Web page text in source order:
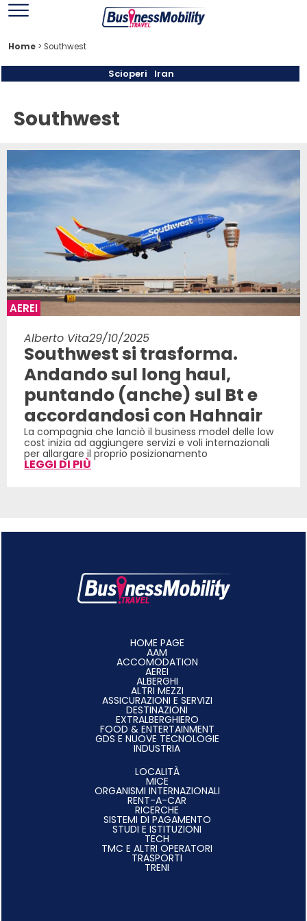
Home > Southwest
Scioperi Iran
Southwest
AEREI
Alberto Vita29/10/2025
Southwest si trasforma.
Andando sul long haul,
puntando (anche) sul Bt e
accordandosi con Hahnair
La compagnia che lanciò il business model delle low
cost inizia ad aggiungere servizi e voli internazionali
per allargare il proprio posizionamento
LEGGI DI PIÙ
HOME PAGE
AAM
ACCOMODATION
AEREI
ALBERGHI
ALTRI MEZZI
ASSICURAZIONI E SERVIZI
DESTINAZIONI
EXTRALBERGHIERO
FOOD & ENTERTAINMENT
GDS E NUOVE TECNOLOGIE
INDUSTRIA
LOCALITÀ
MICE
ORGANISMI INTERNAZIONALI
RENT-A-CAR
RICERCHE
SISTEMI DI PAGAMENTO
STUDI E ISTITUZIONI
TECH
TMC E ALTRI OPERATORI
TRASPORTI
TRENI